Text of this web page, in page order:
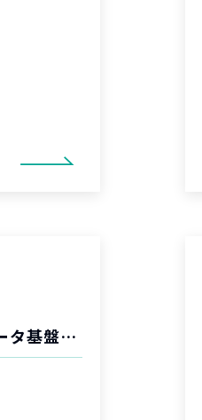
大手製造業の基幹系更改プロジェクトにおけるデータ基盤構築